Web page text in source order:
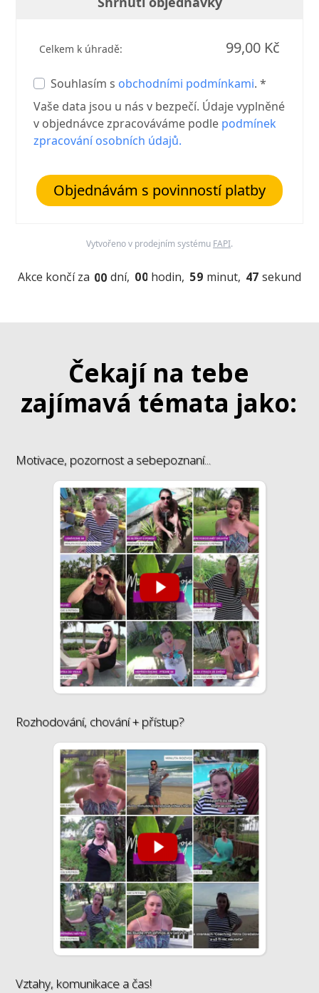
Celkem k úhradě: 99,00 Kč
Souhlasím s obchodními podmínkami. *
Vaše data jsou u nás v bezpečí. Údaje vyplněné
v objednávce zpracováváme podle podmínek
zpracování osobních údajů.
Objednávám s povinností platby
Vytvořeno v prodejním systému FAPI.
Akce končí za 00 dní 00 hodin 59 minut 46 sekund
Čekají na tebe
zajímavá témata jako:
Motivace, pozornost a sebepoznaní...
Rozhodování, chování + přístup?
Vztahy, komunikace a čas!